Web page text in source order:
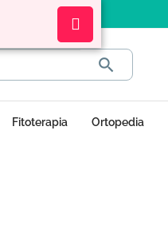

Fitoterapia Ortopedia